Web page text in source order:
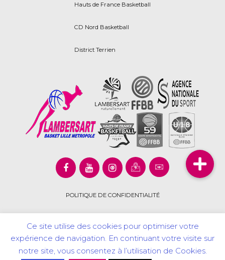
Hauts de France Basketball
CD Nord Basketball
District Terrien
POLITIQUE DE CONFIDENTIALITÉ
Copyright © 2020 Lambersart Basket Lille Métropôle. Tous
droits réservés.
Ce site utilise des cookies pour optimiser votre
expérience de navigation. En continuant votre visite sur
notre site, vous consentez à l’utilisation de Cookies.